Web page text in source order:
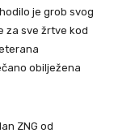
je grob svog
za sve žrtve kod
obilježena
ZNG od